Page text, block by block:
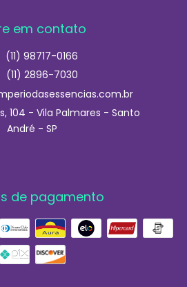
em contato
(11) 98717-0166
(11) 2896-7030
104 - Vila Palmares - Santo
André - SP
de pagamento